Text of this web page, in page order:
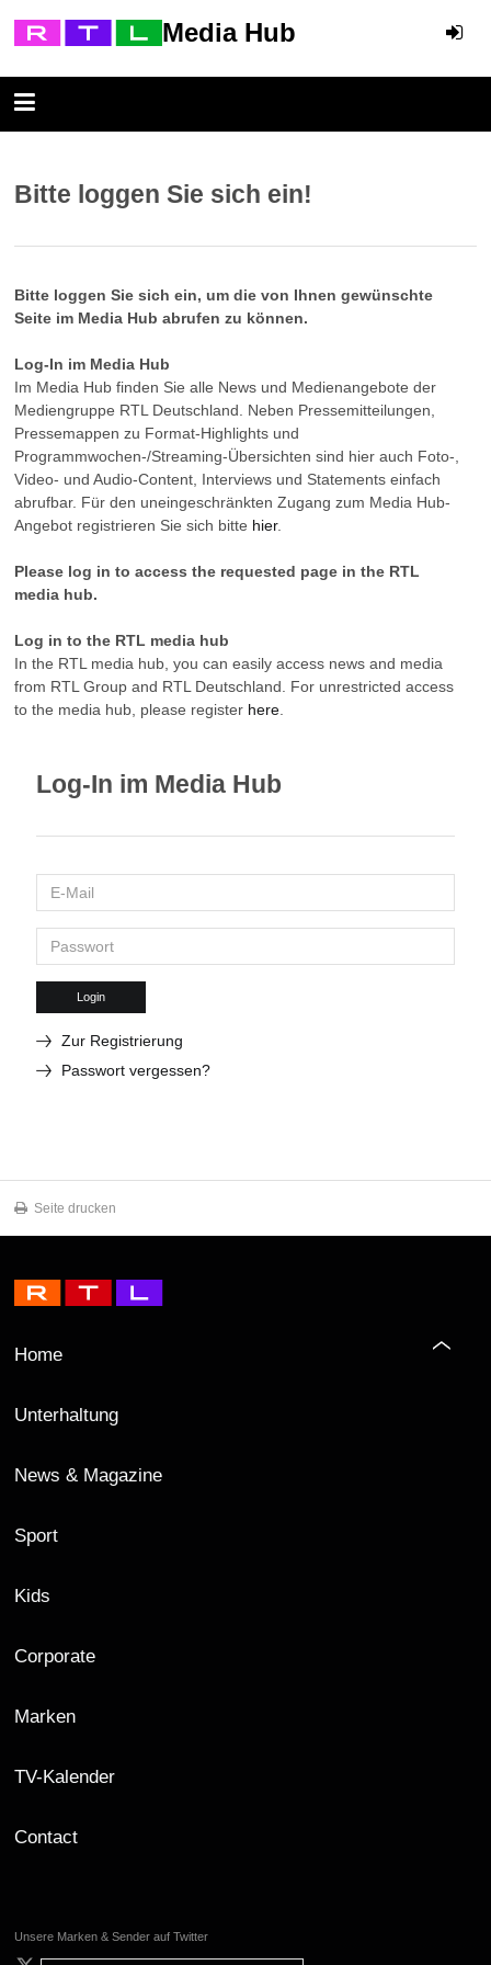
Media Hub
Bitte loggen Sie sich ein!
Bitte loggen Sie sich ein, um die von Ihnen gewünschte
Seite im Media Hub abrufen zu können.
Log-In im Media Hub
Im Media Hub finden Sie alle News und Medienangebote der
Mediengruppe RTL Deutschland. Neben Pressemitteilungen,
Pressemappen zu Format-Highlights und
Programmwochen-/Streaming-Übersichten sind hier auch Foto-,
Video- und Audio-Content, Interviews und Statements einfach
abrufbar. Für den uneingeschränkten Zugang zum Media Hub-
Angebot registrieren Sie sich bitte hier.
Please log in to access the requested page in the RTL
media hub.
Log in to the RTL media hub
In the RTL media hub, you can easily access news and media
from RTL Group and RTL Deutschland. For unrestricted access
to the media hub, please register here
Log-In im Media Hub
Login
Zur Registrierung
Passwort vergessen?
Seite drucken
Home
Unterhaltung
News & Magazine
Sport
Kids
Corporate
Marken
TV-Kalender
Contact
Unsere Marken & Sender auf Twitter